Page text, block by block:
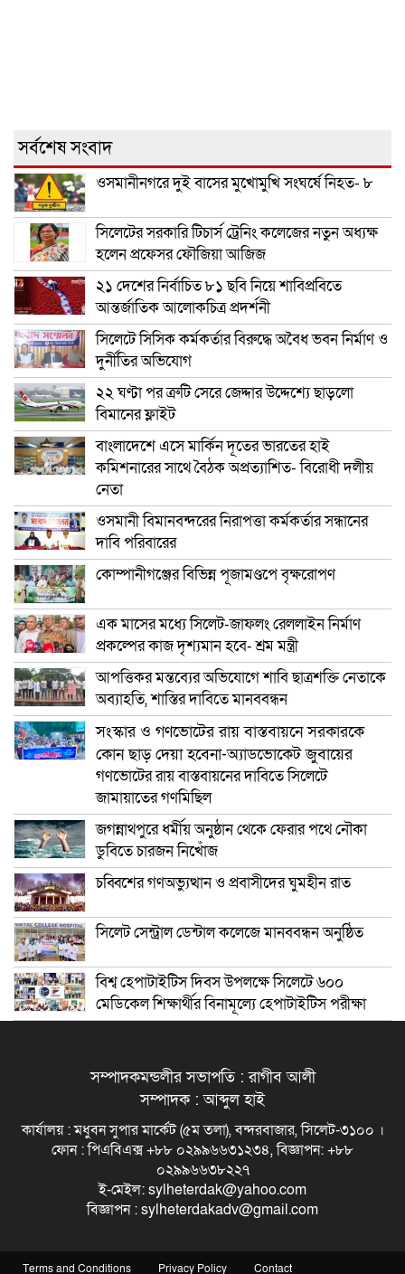
সর্বশেষ সংবাদ
ওসমানীনগরে দুই বাসের মুখোমুখি সংঘর্ষে নিহত- ৮
সিলেটের সরকারি টিচার্স ট্রেনিং কলেজের নতুন অধ্যক্ষ
হলেন প্রফেসর ফৌজিয়া আজিজ
২১ দেশের নির্বাচিত ৮১ ছবি নিয়ে শাবিপ্রবিতে
আন্তর্জাতিক আলোকচিত্র প্রদর্শনী
সিলেটে সিসিক কর্মকর্তার বিরুদ্ধে অবৈধ ভবন নির্মাণ ও
দুর্নীতির অভিযোগ
২২ ঘণ্টা পর ত্রুটি সেরে জেদ্দার উদ্দেশ্যে ছাড়লো
বিমানের ফ্লাইট
বাংলাদেশে এসে মার্কিন দূতের ভারতের হাই
কমিশনারের সাথে বৈঠক অপ্রত্যাশিত- বিরোধী দলীয়
নেতা
ওসমানী বিমানবন্দরের নিরাপত্তা কর্মকর্তার সন্ধানের
দাবি পরিবারের
কোম্পানীগঞ্জের বিভিন্ন পূজামণ্ডপে বৃক্ষরোপণ
এক মাসের মধ্যে সিলেট-জাফলং রেললাইন নির্মাণ
প্রকল্পের কাজ দৃশ্যমান হবে- শ্রম মন্ত্রী
আপত্তিকর মন্তব্যের অভিযোগে শাবি ছাত্রশক্তি নেতাকে
অব্যাহতি, শাস্তির দাবিতে মানববন্ধন
সংস্কার ও গণভোটের রায় বাস্তবায়নে সরকারকে
কোন ছাড় দেয়া হবেনা-অ্যাডভোকেট জুবায়ের
গণভোটের রায় বাস্তবায়নের দাবিতে সিলেটে
জামায়াতের গণমিছিল
জগন্নাথপুরে ধর্মীয় অনুষ্ঠান থেকে ফেরার পথে নৌকা
ডুবিতে চারজন নিখোঁজ
চব্বিশের গণঅভ্যুত্থান ও প্রবাসীদের ঘুমহীন রাত
সিলেট সেন্ট্রাল ডেন্টাল কলেজে মানববন্ধন অনুষ্ঠিত
বিশ্ব হেপাটাইটিস দিবস উপলক্ষে সিলেটে ৬০০
মেডিকেল শিক্ষার্থীর বিনামূল্যে হেপাটাইটিস পরীক্ষা
সম্পাদকমন্ডলীর সভাপতি : রাগীব আলী
সম্পাদক : আব্দুল হাই
কার্যালয় : মধুবন সুপার মার্কেট (৫ম তলা), বন্দরবাজার, সিলেট-৩১০০ ।
ফোন : পিএবিএক্স +৮৮ ০২৯৯৬৬৩১২৩৪, বিজ্ঞাপন: +৮৮
০২৯৯৬৬৩৮২২৭
ই-মেইল: sylheterdak@yahoo.com
বিজ্ঞাপন : sylheterdakadv@gmail.com
Terms and Conditions Privacy Policy Contact